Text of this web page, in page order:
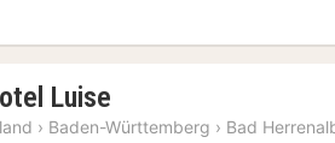
Luise
Nacht
› Baden-Württemberg › Bad